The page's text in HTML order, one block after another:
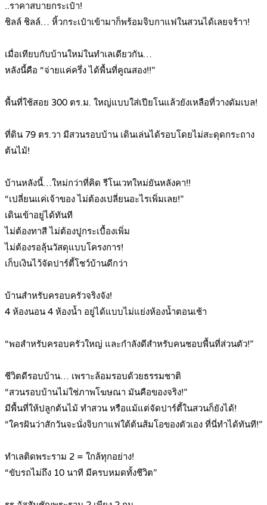
..ราคาสบายกระเป๋า!
ชิลล์ ชิลล์… หิ้วกระเป๋าเข้ามาก็พร้อมจิบกาแฟในสวนได้เลยจร้าา!
เมื่อเทียบกับบ้านใหม่ในทำเลเดียวกัน…
หลังนี้คือ “จ่ายแค่ครึ่ง ได้พื้นที่คูณสอง!!”
พื้นที่ใช้สอย 300 ตร.ม. ใหญ่แบบใส่เปียโนแล้วยังเหลือที่วางดัมเบล!
ที่ดิน 79 ตร.วา มีสวนรอบบ้าน เดินเล่นได้รอบโดยไม่สะดุดกระถาง
ต้นไม้!
บ้านหลังนี้…ใหม่กว่าที่คิด รีโนเวทใหม่ยันหลังคา!!
“เปลี่ยนแค่เจ้าของ ไม่ต้องเปลี่ยนอะไรเพิ่มเลย!”
เดินเข้าอยู่ได้ทันที
ไม่ต้องทาสี ไม่ต้องปูกระเบื้องเพิ่ม
ไม่ต้องรอลุ้นวัสดุแบบโครงการ!
เก็บเงินไว้จัดปาร์ตี้โชว์บ้านดีกว่า
บ้านสำหรับครอบครัวจริงจัง!
4 ห้องนอน 4 ห้องน้ำ อยู่ได้แบบไม่แย่งห้องน้ำตอนเช้า
“พอสำหรับครอบครัวใหญ่ และกำลังดีสำหรับคนชอบพื้นที่ส่วนตัว!”
ชีวิตดีรอบบ้าน… เพราะล้อมรอบด้วยธรรมชาติ
“สวนรอบบ้านไม่ใช่ภาพโฆษณา มันคือของจริง!”
มีพื้นที่ให้ปลูกต้นไม้ ทำสวน หรือแม้แต่จัดปาร์ตี้ในสวนก็ยังได้!
“ใครฝันว่าสักวันจะนั่งจิบกาแฟใต้ต้นส้มโอของตัวเอง ที่นี่ทำได้ทันที!”
ทำเลติดพระราม 2 = ใกล้ทุกอย่าง!
“ขับรถไม่ถึง 10 นาที มีครบหมดทั้งชีวิต”